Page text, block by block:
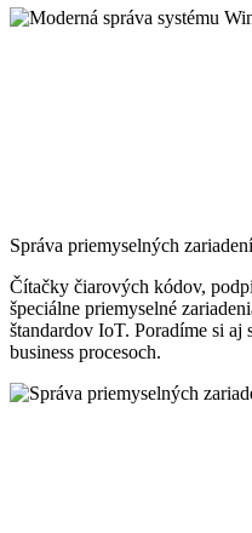
Správa priemyselných zariadení
Čítačky čiarových kódov,
špeciálne priemyselné
štandardov IoT. Poradíme si aj
business procesoch.